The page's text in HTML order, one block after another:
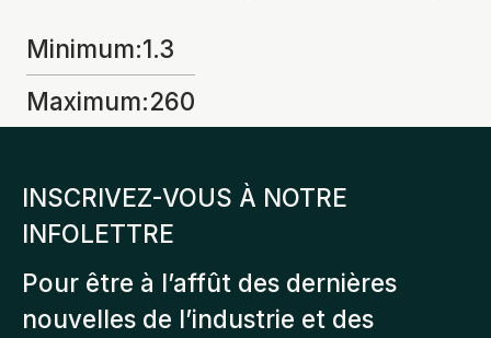
Minimum:1.3
Maximum:260
INSCRIVEZ-VOUS À NOTRE
INFOLETTRE
Pour être à l’affût des dernières
nouvelles de l’industrie et des